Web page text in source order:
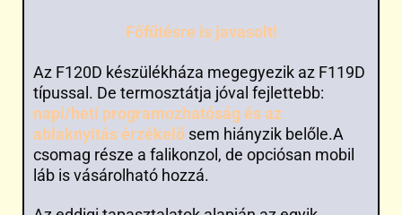
Főfűtésre is javasolt!
Az F120D készülékháza megegyezik az F119D
típussal. De termosztátja jóval fejlettebb:
napi/heti programozhatóság és az
ablaknyitás érzékelő sem hiányzik belőle.A
csomag része a falikonzol, de opciósan mobil
láb is vásárolható hozzá.